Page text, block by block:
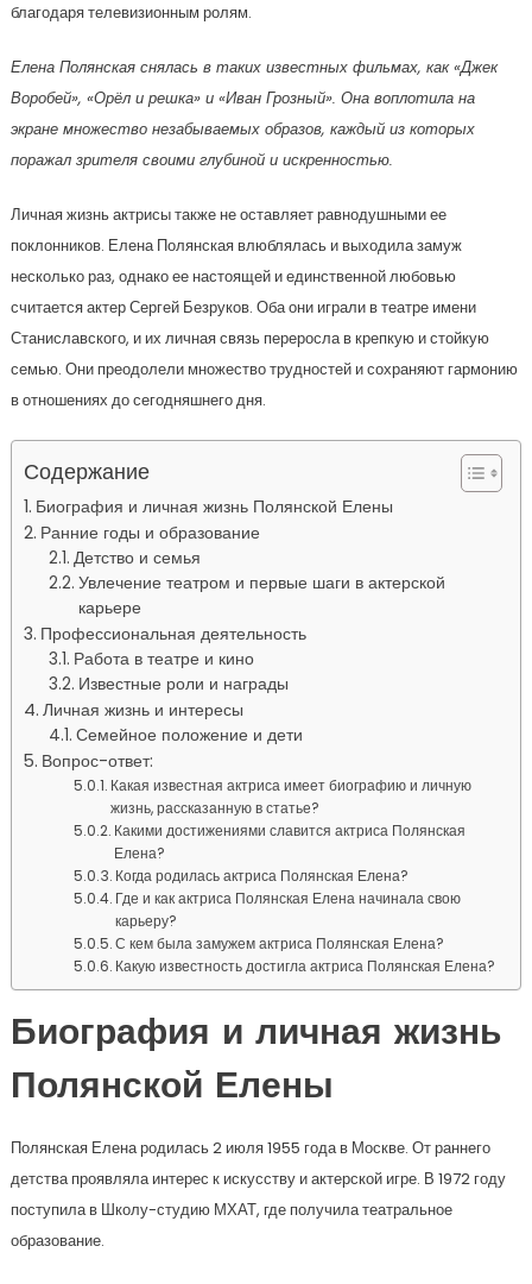
благодаря телевизионным ролям.
Елена Полянская снялась в таких известных фильмах, как «Джек
Воробей», «Орёл и решка» и «Иван Грозный». Она воплотила на
экране множество незабываемых образов, каждый из которых
поражал зрителя своими глубиной и искренностью.
Личная жизнь актрисы также не оставляет равнодушными ее
поклонников. Елена Полянская влюблялась и выходила замуж
несколько раз, однако ее настоящей и единственной любовью
считается актер Сергей Безруков. Оба они играли в театре имени
Станиславского, и их личная связь переросла в крепкую и стойкую
семью. Они преодолели множество трудностей и сохраняют гармонию
в отношениях до сегодняшнего дня.
Содержание
Биография и личная жизнь Полянской Елены
Ранние годы и образование
Детство и семья
Увлечение театром и первые шаги в актерской
карьере
Профессиональная деятельность
Работа в театре и кино
Известные роли и награды
Личная жизнь и интересы
Семейное положение и дети
Вопрос-ответ:
Какая известная актриса имеет биографию и личную
жизнь, рассказанную в статье?
Какими достижениями славится актриса Полянская
Елена?
Когда родилась актриса Полянская Елена?
Где и как актриса Полянская Елена начинала свою
карьеру?
С кем была замужем актриса Полянская Елена?
Какую известность достигла актриса Полянская Елена?
Биография и личная жизнь
Полянской Елены
Полянская Елена родилась 2 июля 1955 года в Москве. От раннего
детства проявляла интерес к искусству и актерской игре. В 1972 году
поступила в Школу-студию МХАТ, где получила театральное
образование.